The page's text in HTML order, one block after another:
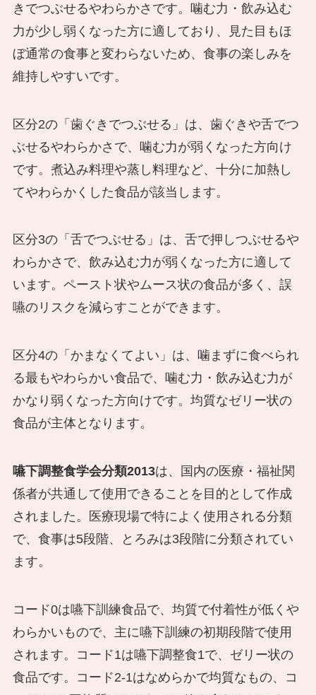
きでつぶせるやわらかさです。噛む力・飲み込む
力が少し弱くなった方に適しており、見た目もほ
ぼ通常の食事と変わらないため、食事の楽しみを
維持しやすいです。
区分2の「歯ぐきでつぶせる」は、歯ぐきや舌でつ
ぶせるやわらかさで、噛む力が弱くなった方向け
です。煮込み料理や蒸し料理など、十分に加熱し
てやわらかくした食品が該当します。
区分3の「舌でつぶせる」は、舌で押しつぶせるや
わらかさで、飲み込む力が弱くなった方に適して
います。ペースト状やムース状の食品が多く、誤
嚥のリスクを減らすことができます。
区分4の「かまなくてよい」は、噛まずに食べられ
る最もやわらかい食品で、噛む力・飲み込む力が
かなり弱くなった方向けです。均質なゼリー状の
食品が主体となります。
嚥下調整食学会分類2013は、国内の医療・福祉関
係者が共通して使用できることを目的として作成
されました。医療現場で特によく使用される分類
で、食事は5段階、とろみは3段階に分類されてい
ます。
コード0は嚥下訓練食品で、均質で付着性が低くや
わらかいもので、主に嚥下訓練の初期段階で使用
されます。コード1は嚥下調整食1で、ゼリー状の
食品です。コード2-1はなめらかで均質なもの、コ